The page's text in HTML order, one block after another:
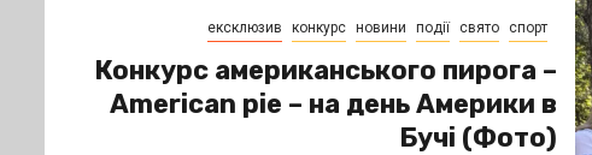
ексклюзив конкурс новини події свято спорт
Конкурс американського пирога –
American pie – на день Америки в
Бучі (Фото)